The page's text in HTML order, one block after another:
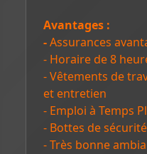
Avantages :
-Assurances
- Horaire de 8
- Vêtements de
et entretien
- Emploi à Temps
- Bottes de
- Très bonne